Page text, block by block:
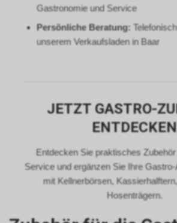
Gastronomie und Service
Persönliche Beratung:
unserem Verkaufsladen in Baar
JETZT GASTRO-
ENTDECKEN
Entdecken Sie praktisches
Service und ergänzen Sie Ihre
mit Kellnerbörsen,
Hosenträgern.